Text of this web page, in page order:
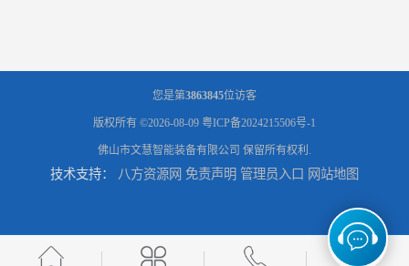
您是第3863845位访客
版权所有 ©2026-08-09 粤ICP备2024215506号-1
佛山市文慧智能装备有限公司 保留所有权利.
技术支持： 八方资源网 免责声明 管理员入口 网站地图